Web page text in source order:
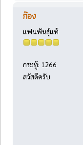
ก๊อง
แฟนพันธุ์แท้
กระทู้: 1266
สวัสดีครับ